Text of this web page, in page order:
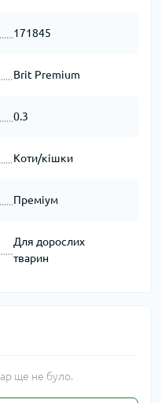
171845
Brit Premium
0.3
Коти/кішки
Преміум
Для дорослих
тварин
ще не було.